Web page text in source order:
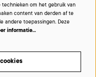
technieken om het gebruik van
content van derden af te
andere toepassingen. Deze
informatie…